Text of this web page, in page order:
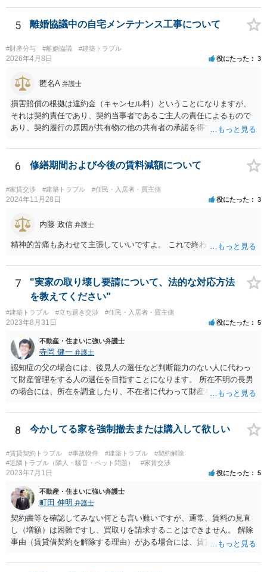
いう姑息な手段は使えませんし、公平かつ納得のできる解決というの
は、当事者と裁判所が同じ主張と証拠関係を踏まえた上で初めて実現
できるものだと考えます。 > 2.また、開示する範囲や内容の見せ方に
ついて、何か工夫できる点があればご教示いただけますでしょうか。
弁護士によって考え方が異なるかもしれませんが、資料の一部を相手
にとって不利な事実が隠されているという推認を働かせることに繋が
るリスクがあります（もちろん、争点と全く無関係な部分をマスキン
グ等することはありますが、それは手続戦略とは別の問題です）。 裁
判所は公平な第三者であり、調停委員会に与える心証も考慮する必要
があります。手続を有利に進めたいのであれば、証拠の出し方より
回提出を予定している資料がどのようなものであるのか、争点とどの
て具体的なに採るべき手段は変わってくるため、上記はあくまで個別
事情を踏まえない一般論としてご理解いただき、本件でどのように対
ます。
5 離婚協議中の自宅メンテナンス工事について
#財産分与 #離婚協議 #建築トラブル
2026年4月8日 役にたった 3
匿名A 弁護士
損害賠償の根拠は違約金（キャンセル料）ということになりますが、
それは契約責任であり、契約当事者であるご主人の責任によるもので
あり、契約履行の原因が共有物の他の共有者の承諾を得ていなかった
るべきものであり、奥さんが負担すべき債務ではありません。つまり
奥さんにメンテナンス工事契約を承諾しなければならない義務はあり
ません。 それでも請求をされましたら、個別の法律相談をされること
をお薦めします。
6 修繕期間および今後の賃料減額について
#家賃交渉 #建築トラブル #住民・入居者・買主側
2024年11月28日 役にたった 3
内藤 政信 弁護士
精神的苦痛もあわせて主張していいですよ。 これで終わります。
7
"実家の取り壊し要請について、法的な対応方法
を教えてください"
#建築トラブル #立ち退き交渉 #住民・入居者・買主側
2023年8月31日 役にたった 5
不動産・住まいに強い弁護士
寺岡 健一 弁護士
認知症の父の場合には、後見人の選任など判断能力のない人に代わっ
て財産管理をする人の選任を目指すことになります。 所在不明の長男
の場合には、所在を調査したり、不在者に代わって財産を管理する人
8 今かしてる家を強制撤去または購入して欲しい
#賃貸契約トラブル #事故物件 #建築トラブル
#契約解除
#近隣トラブル（隣人・騒音・ペット問題）
#家賃交渉
2023年7月1日 役にたった 5
不動産・住まいに強い弁護士
町田 伸明 弁護士
契約書等を確認してみない何とも言い難いですが、通常、賃料の見直
し（増額）は困難ですし、買取りを請求することはできません。 解除
事由（賃貸借契約を解除する理由）がある場合には、賃貸借契約を解
めることができる状況であれば、事実上、賃料の見直し（増額）や買